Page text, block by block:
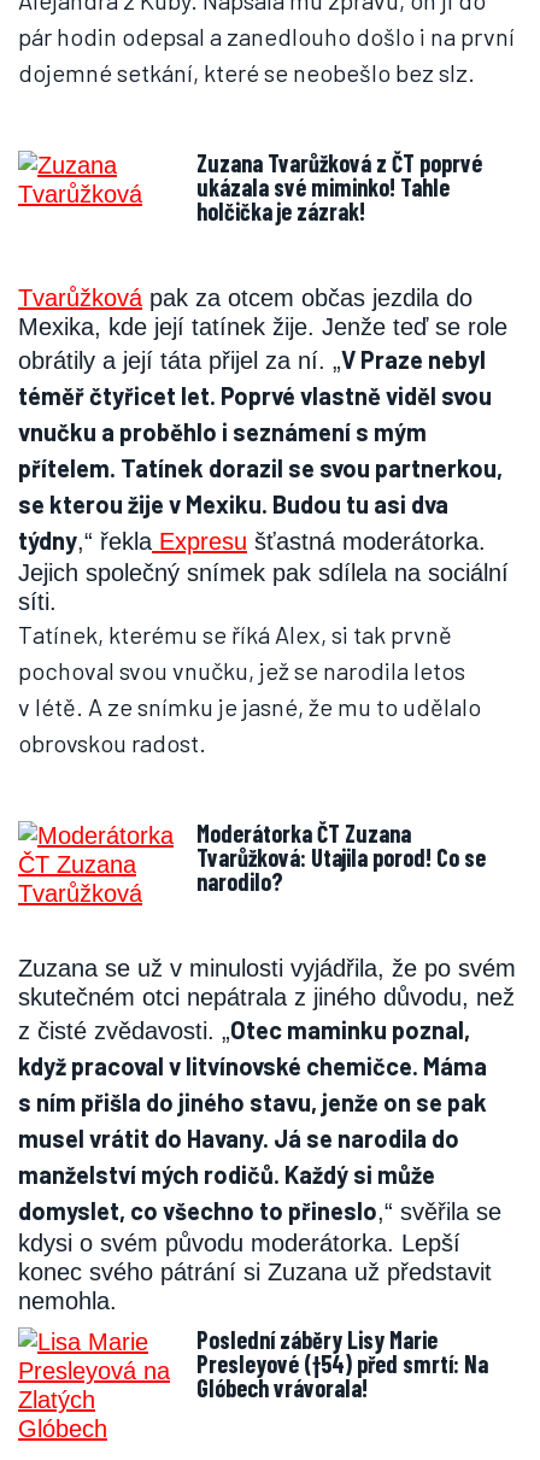
pár hodin odepsal a zanedlouho došlo i na první
dojemné setkání, které se neobešlo bez slz.
Zuzana Tvarůžková z ČT poprvé
ukázala své miminko! Tahle
holčička je zázrak!
Tvarůžková pak za otcem občas jezdila do
Mexika, kde její tatínek žije. Jenže teď se role
obrátily a její táta přijel za ní. „V Praze nebyl
téměř čtyřicet let. Poprvé vlastně viděl svou
vnučku a proběhlo i seznámení s mým
přítelem. Tatínek dorazil se svou partnerkou,
se kterou žije v Mexiku. Budou tu asi dva
týdny,“ řekla Expresu šťastná moderátorka.
Jejich společný snímek pak sdílela na sociální
síti.
Tatínek, kterému se říká Alex, si tak prvně
pochoval svou vnučku, jež se narodila letos
v létě. A ze snímku je jasné, že mu to udělalo
obrovskou radost.
Moderátorka ČT Zuzana
Tvarůžková: Utajila porod! Co se
narodilo?
Zuzana se už v minulosti vyjádřila, že po svém
skutečném otci nepátrala z jiného důvodu, než
z čisté zvědavosti. „Otec maminku poznal,
když pracoval v litvínovské chemičce. Máma
s ním přišla do jiného stavu, jenže on se pak
musel vrátit do Havany. Já se narodila do
manželství mých rodičů. Každý si může
domyslet, co všechno to přineslo,“ svěřila se
kdysi o svém původu moderátorka. Lepší
konec svého pátrání si Zuzana už představit
nemohla.
Poslední záběry Lisy Marie
Presleyové (†54) před smrtí: Na
Glóbech vrávorala!